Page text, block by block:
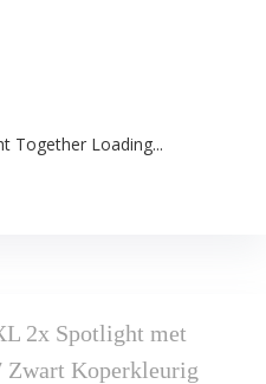
Together Loading...
2x Spotlight met
Zwart Koperkleurig